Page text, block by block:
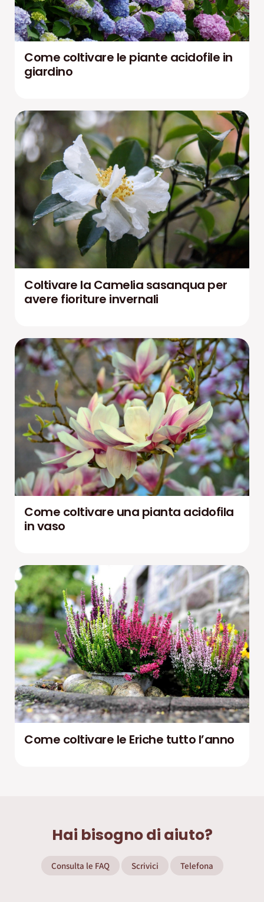
Come coltivare le piante acidofile in
giardino
Coltivare la Camelia sasanqua per
avere fioriture invernali
Come coltivare una pianta acidofila
in vaso
Come coltivare le Eriche tutto l’anno
Hai bisogno di aiuto?
Consulta le FAQ Scrivici Telefona